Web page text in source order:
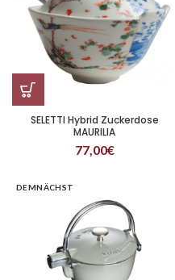
SELETTI Hybrid Zuckerdose
MAURILIA
77,00€
DEMNÄCHST